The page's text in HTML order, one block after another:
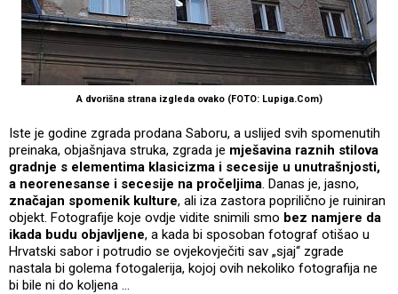
A dvorišna strana izgleda ovako (FOTO: Lupiga.Com)
Iste je godine zgrada prodana Saboru, a uslijed svih spomenutih
preinaka, objašnjava struka, zgrada je mješavina raznih stilova
gradnje s elementima klasicizma i secesije u unutrašnjosti,
a neorenesanse i secesije na pročeljima. Danas je, jasno,
značajan spomenik kulture, ali iza zastora poprilično je ruiniran
objekt. Fotografije koje ovdje vidite snimili smo bez namjere da
ikada budu objavljene, a kada bi sposoban fotograf otišao u
Hrvatski sabor i potrudio se ovjekovječiti sav „sjaj“ zgrade
nastala bi golema fotogalerija, kojoj ovih nekoliko fotografija ne
bi bile ni do koljena …